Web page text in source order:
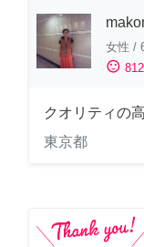
女性 /
sentiment_satisfied 812
クオリティの
東京都